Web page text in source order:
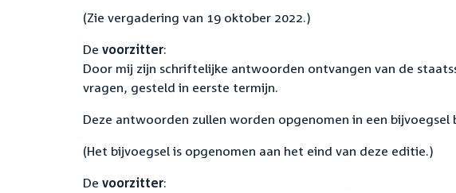
(Zie vergadering van 19 oktober 2022.)
De voorzitter:
Door mij zijn schriftelijke antwoorden ontvangen van de
vragen, gesteld in eerste termijn.
Deze antwoorden zullen worden opgenomen in een bijvoegsel
(Het bijvoegsel is opgenomen aan het eind van deze editie.)
De voorzitter: